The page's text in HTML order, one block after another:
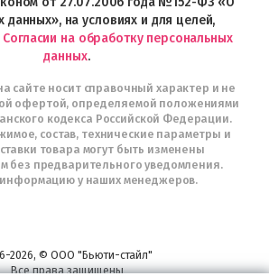
данных», на условиях и для целей,
Согласии на обработку персональных
данных.
сайте носит справочный характер и не
офертой, определяемой положениями
кодекса Российской Федерации.
состав, технические параметры и
товара могут быть изменены
без предварительного уведомления.
у наших менеджеров.
2026, © ООО "Бьюти-стайл"
Все права защищены